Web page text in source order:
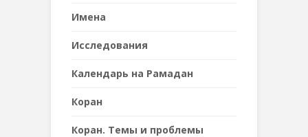
Имена
Исследования
Календарь на Рамадан
Коран
Коран. Темы и проблемы